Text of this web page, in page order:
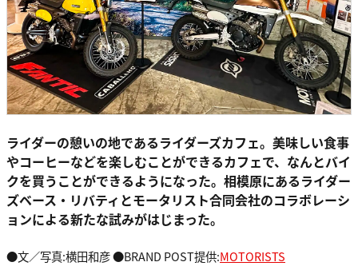
ライダーの憩いの地であるライダーズカフェ。美味しい食事
やコーヒーなどを楽しむことができるカフェで、なんとバイ
クを買うことができるようになった。相模原にあるライダー
ズベース・リバティとモータリスト合同会社のコラボレーシ
ョンによる新たな試みがはじまった。
●文／写真:横田和彦 ●BRAND POST提供:MOTORISTS